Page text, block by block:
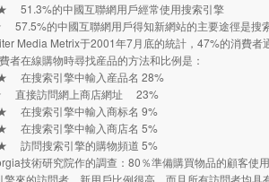
中國互聯網用戶經常使用搜索引擎
國互聯網用戶得知新網站的主要途徑是
Media Metrix于2001年7月底的統計，47%的消費者
物時尋找産品的方法和比例是：
擎中輸入産品名 28%
網上商店網址 23%
擎中輸入商标名 9%
擎中輸入商店名 5%
索引擎的購物頻道 5%
技術研究院作的調查：80％準備購買物品的顧客使
訪問者，新用戶比例很高，而且所有訪問者均具